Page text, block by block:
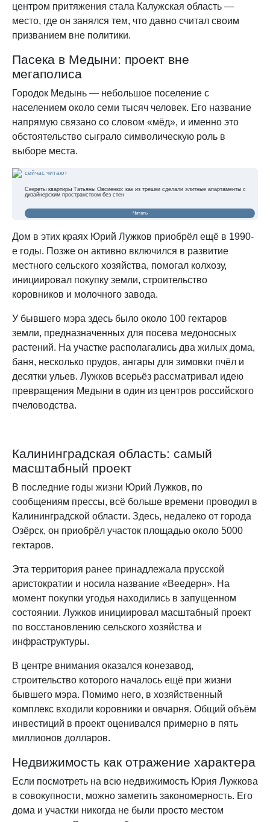
центром притяжения стала Калужская область —
место, где он занялся тем, что давно считал своим
призванием вне политики.
Пасека в Медыни: проект вне
мегаполиса
Городок Медынь — небольшое поселение с
населением около семи тысяч человек. Его название
напрямую связано со словом «мёд», и именно это
обстоятельство сыграло символическую роль в
выборе места.
сейчас читают
Секреты квартиры Татьяны Овсиенко: как из трешки сделали элитные апартаменты с
дизайнерским пространством без стен
Читать
Дом в этих краях Юрий Лужков приобрёл ещё в 1990-
е годы. Позже он активно включился в развитие
местного сельского хозяйства, помогал колхозу,
инициировал покупку земли, строительство
коровников и молочного завода.
У бывшего мэра здесь было около 100 гектаров
земли, предназначенных для посева медоносных
растений. На участке располагались два жилых дома,
баня, несколько прудов, ангары для зимовки пчёл и
десятки ульев. Лужков всерьёз рассматривал идею
превращения Медыни в один из центров российского
пчеловодства.
Калининградская область: самый
масштабный проект
В последние годы жизни Юрий Лужков, по
сообщениям прессы, всё больше времени проводил в
Калининградской области. Здесь, недалеко от города
Озёрск, он приобрёл участок площадью около 5000
гектаров.
Эта территория ранее принадлежала прусской
аристократии и носила название «Веедерн». На
момент покупки угодья находились в запущенном
состоянии. Лужков инициировал масштабный проект
по восстановлению сельского хозяйства и
инфраструктуры.
В центре внимания оказался конезавод,
строительство которого началось ещё при жизни
бывшего мэра. Помимо него, в хозяйственный
комплекс входили коровники и овчарня. Общий объём
инвестиций в проект оценивался примерно в пять
миллионов долларов.
Недвижимость как отражение характера
Если посмотреть на всю недвижимость Юрия Лужкова
в совокупности, можно заметить закономерность. Его
дома и участки никогда не были просто местом